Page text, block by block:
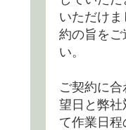
いただけ
約の旨をご
い。
ご契約に
望日と弊
て作業日程